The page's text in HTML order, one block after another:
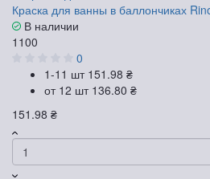
Краска для ванны в баллончиках
В наличии
1100
0
1-11 шт 151.98 ₴
от 12 шт 136.80 ₴
151.98 ₴